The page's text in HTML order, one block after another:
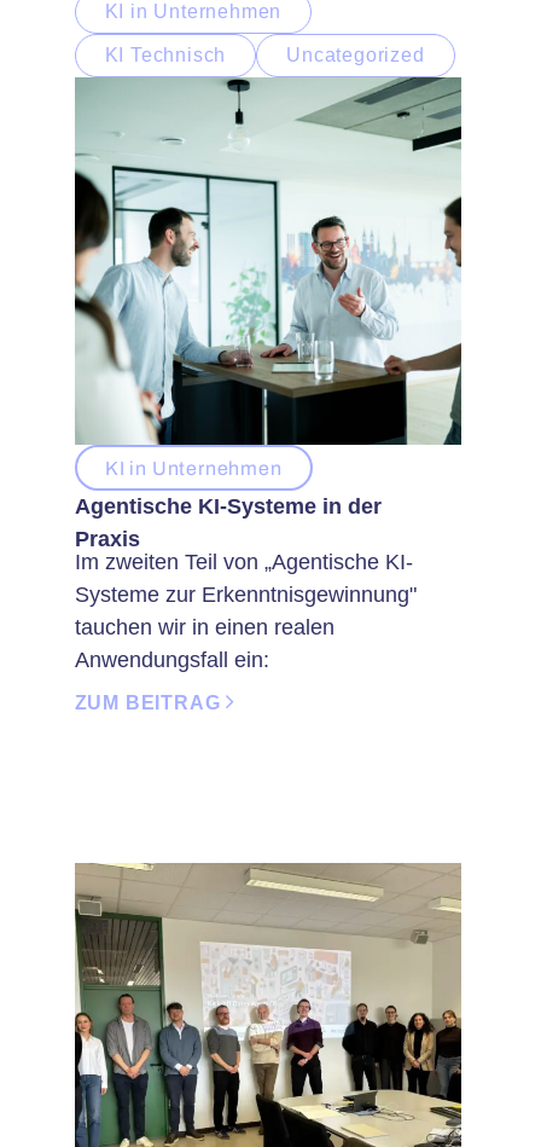
KI in Unternehmen
KI Technisch Uncategorized
KI in Unternehmen
Agentische KI-Systeme in der
Praxis
Im zweiten Teil von „Agentische KI-
Systeme zur Erkenntnisgewinnung"
tauchen wir in einen realen
Anwendungsfall ein:
ZUM BEITRAG